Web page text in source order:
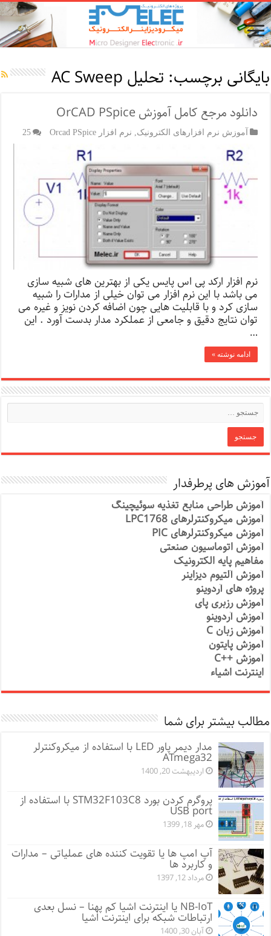
بایگانی برچسب: تحلیل AC Sweep
دانلود مرجع کامل آموزش OrCAD PSpice
آموزش نرم افزارهای الکترونیک نرم افزار Orcad PSpice 25
نرم افزار ارکد پی اس پایس یکی از بهترین های شبیه سازی
می باشد با این نرم افزار می توان خیلی از مدارات را شبیه
سازی کرد و با قابلیت هایی چون اضافه کردن نویز و غیره می
توان نتایج دقیق و جامعی از عملکرد مدار بدست آورد . این
…
ادامه نوشته »
آموزش های پرطرفدار
آموزش طراحی منابع تغذیه سوئیچینگ
آموزش میکروکنترلرهای LPC1768
آموزش میکروکنترلرهای PIC
آموزش اتوماسیون صنعتی
مفاهیم پایه الکترونیک
آموزش آلتیوم دیزاینر
پروژه های آردوینو
آموزش رزبری پای
آموزش آردوینو
آموزش زبان C
آموزش پایتون
آموزش ++C
اینترنت اشیاء
مطالب بیشتر برای شما
مدار دیمر پاور LED با استفاده از میکروکنترلر
ATmega32
اردیبهشت 20, 1400
پروگرم کردن بورد STM32F103C8 با استفاده از
USB port
مهر 18, 1399
آپ امپ ها یا تقویت کننده های عملیاتی – مدارات
و کاربرد ها
مرداد 12, 1397
NB-IoT یا اینترنت اشیا کم پهنا – نسل بعدی
ارتباطات شبکه برای اینترنت اشیا
آبان 30, 1400